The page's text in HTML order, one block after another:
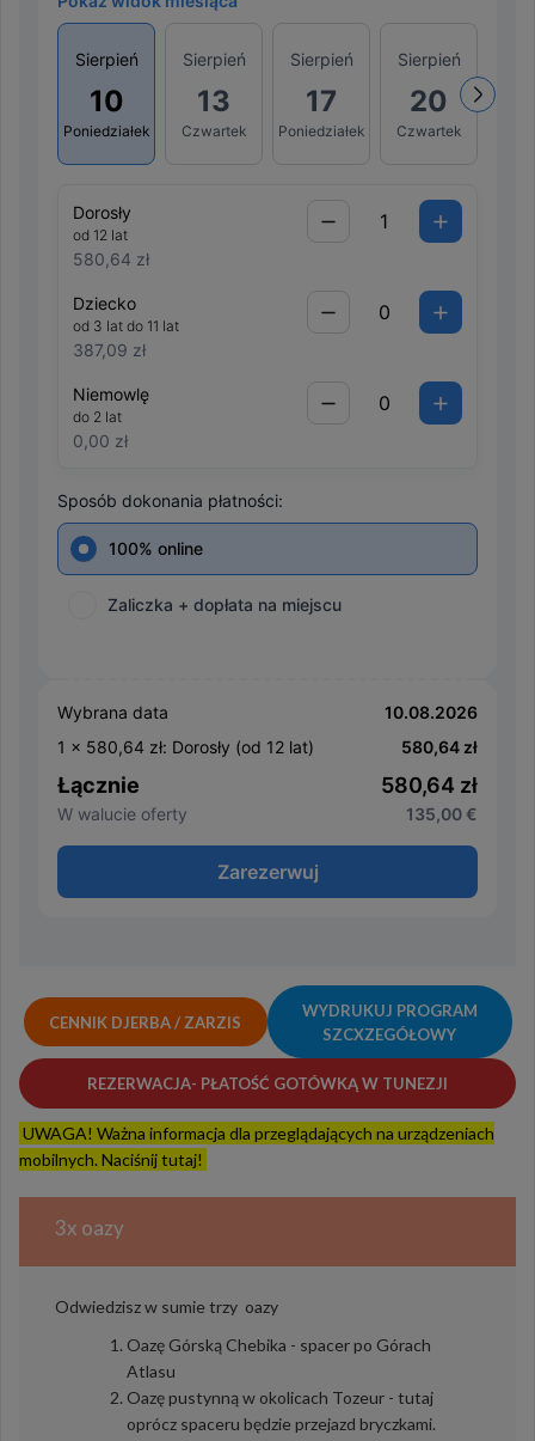
CENNIK DJERBA / ZARZIS
WYDRUKUJ PROGRAM
SZCXZEGÓŁOWY
REZERWACJA- PŁATOŚĆ GOTÓWKĄ W TUNEZJI
UWAGA! Ważna informacja dla przeglądających na urządzeniach
mobilnych. Naciśnij tutaj!
3x oazy
Odwiedzisz w sumie trzy oazy
Oazę Górską Chebika - spacer po Górach
Atlasu
Oazę pustynną w okolicach Tozeur - tutaj
oprócz spaceru będzie przejazd bryczkami.